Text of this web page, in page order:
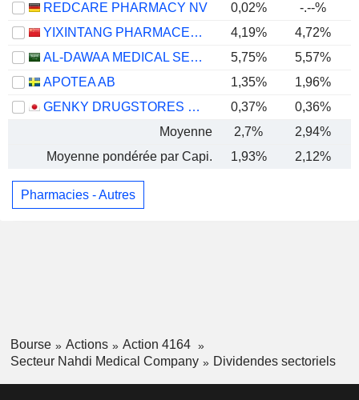
REDCARE PHARMACY NV
0,02% -.--%
YIXINTANG PHARMACEUTICAL GROUP CO., LTD.
4,19% 4,72%
AL-DAWAA MEDICAL SERVICES COMPANY
5,75% 5,57%
APOTEA AB
1,35% 1,96%
GENKY DRUGSTORES CO., LTD.
0,37%
0,36%
Moyenne
2,7%
2,94%
Moyenne pondérée par Capi.
1,93% 2,12%
Pharmacies - Autres
Bourse Actions
Action 4164
Secteur Nahdi Medical Company
Dividendes sectoriels